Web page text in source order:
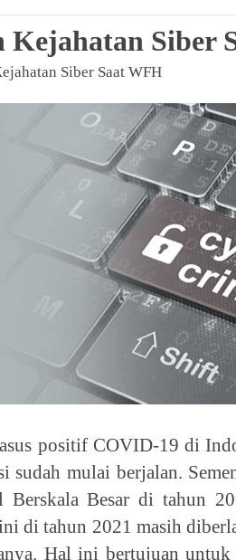
Kejahatan Siber
Siber Saat WFH
positif COVID-19 di
sudah mulai berjalan.
Berskala Besar di tahun
di tahun 2021 masih
Hal ini bertujuan untuk